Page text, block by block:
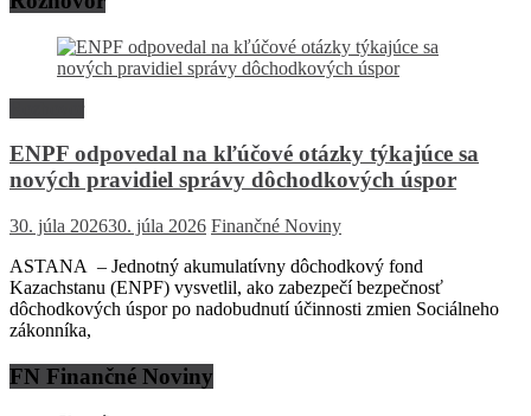
ENPF odpovedal na kľúčové otázky týkajúce sa
nových pravidiel správy dôchodkových úspor
30. júla 202630. júla 2026 Finančné Noviny
ASTANA – Jednotný akumulatívny dôchodkový fond
Kazachstanu (ENPF) vysvetlil, ako zabezpečí bezpečnosť
dôchodkových úspor po nadobudnutí účinnosti zmien Sociálneho
zákonníka,
FN Finančné Noviny